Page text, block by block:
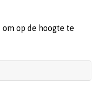
op de hoogte te